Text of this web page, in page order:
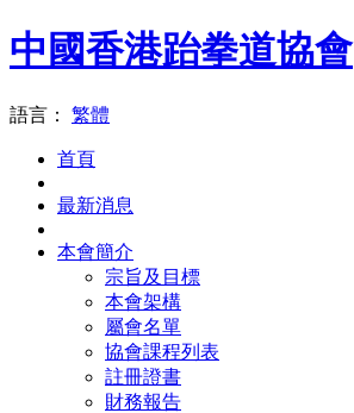
中國香港跆拳道協會
語言： 繁體
首頁
最新消息
本會簡介
宗旨及目標
本會架構
屬會名單
協會課程列表
註冊證書
財務報告